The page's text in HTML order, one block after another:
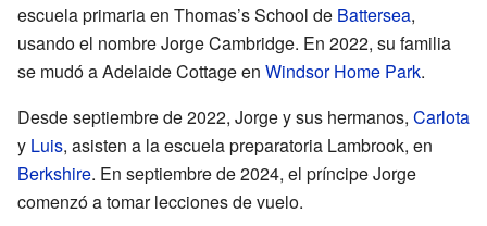
escuela primaria en Thomas’s School de Battersea,
usando el nombre Jorge Cambridge. En 2022, su familia
se mudó a Adelaide Cottage en Windsor Home Park.
Desde septiembre de 2022, Jorge y sus hermanos, Carlota
y Luis, asisten a la escuela preparatoria Lambrook, en
Berkshire. En septiembre de 2024, el príncipe Jorge
comenzó a tomar lecciones de vuelo.